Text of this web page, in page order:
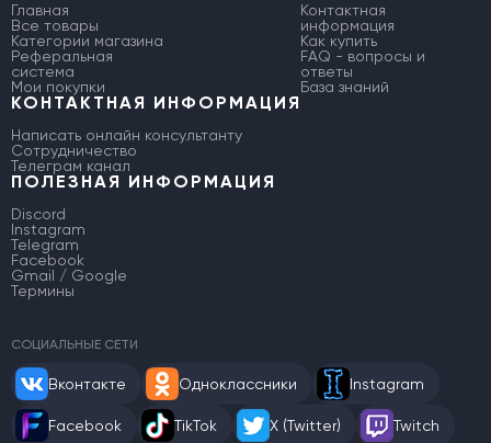
Главная
Все товары
Категории магазина
Реферальная
система
Мои покупки
Контактная
информация
Как купить
FAQ - вопросы и
ответы
База знаний
КОНТАКТНАЯ ИНФОРМАЦИЯ
Написать онлайн консультанту
Сотрудничество
Телеграм канал
ПОЛЕЗНАЯ ИНФОРМАЦИЯ
Discord
Instagram
Telegram
Facebook
Gmail / Google
Термины
СОЦИАЛЬНЫЕ СЕТИ
Вконтакте Одноклассники Instagram
Facebook TikTok X (Twitter) Twitch